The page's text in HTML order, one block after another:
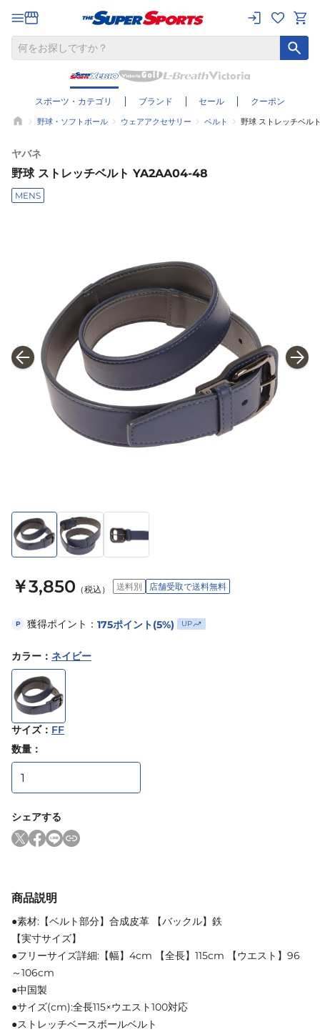
スポーツ・カテゴリ ブランド セール クーポン
野球・ソフトボール ウェアアクセサリー ベルト 野球 ストレッチベル
ヤバネ
野球 ストレッチベルト YA2AA04-48
MENS
￥3,850 （税込） 送料別 店舗受取で送料無料
P 獲得ポイント： 175ポイント(5%) UP
カラー ： ネイビー
サイズ： FF
数量：
シェアする
商品説明
●素材:【ベルト部分】合成皮革 【バックル】鉄
【実寸サイズ】
●フリーサイズ詳細:【幅】4cm 【全長】115cm 【ウエスト】96
～106cm
●中国製
●サイズ(cm):全長115×ウエスト100対応
●ストレッチベースボールベルト